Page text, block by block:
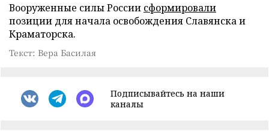
Вооруженные силы России сформировали
позиции для начала освобождения Славянска и
Краматорска.
Текст: Вера Басилая
Подписывайтесь на наши
каналы